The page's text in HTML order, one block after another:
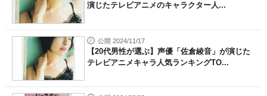
演じたテレビアニメのキャラクター人...
公開 2024/11/17
【20代男性が選ぶ】声優「佐倉綾音」が演じた
テレビアニメキャラ人気ランキングTO...